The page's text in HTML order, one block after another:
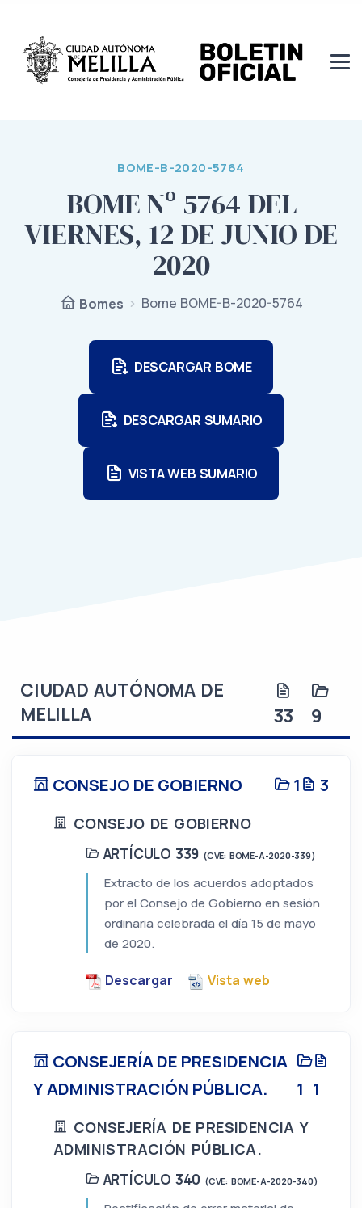
BOME-B-2020-5764
BOME Nº 5764 DEL
VIERNES, 12 DE JUNIO DE
2020
Bomes Bome BOME-B-2020-5764
DESCARGAR BOME
DESCARGAR SUMARIO
VISTA WEB SUMARIO
CIUDAD AUTÓNOMA DE
MELILLA
33 9
CONSEJO DE GOBIERNO 1 3
CONSEJO DE GOBIERNO
ARTÍCULO 339 (CVE: BOME-A-2020-339)
Extracto de los acuerdos adoptados
por el Consejo de Gobierno en sesión
ordinaria celebrada el día 15 de mayo
de 2020.
Descargar Vista web
CONSEJERÍA DE PRESIDENCIA
Y ADMINISTRACIÓN PÚBLICA.
1 1
CONSEJERÍA DE PRESIDENCIA Y
ADMINISTRACIÓN PÚBLICA.
ARTÍCULO 340 (CVE: BOME-A-2020-340)